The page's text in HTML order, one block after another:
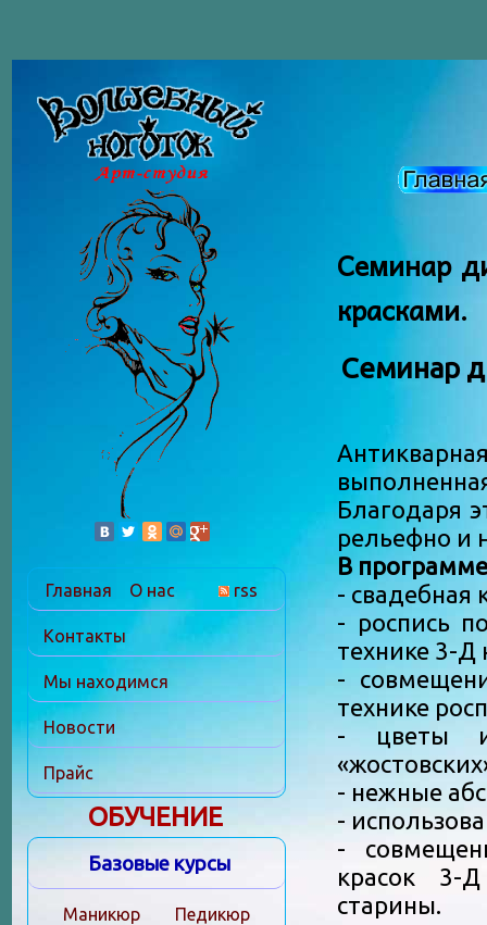
Семинар
красками.
Семинар
Благодаря
рельефно и
В
- свадебная
- роспись
технике 3-Д
-
технике
- цветы
- нежные
-
-
красок 3-
старины.
Главная О нас rss
Контакты
Мы находимся
Новости
Прайс
ОБУЧЕНИЕ
Базовые курсы
Маникюр Педикюр